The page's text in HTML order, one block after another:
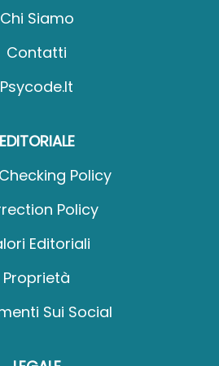
Chi Siamo
Contatti
Psycode.it
EDITORIALE
Policy
Policy
Editoriali
Proprietà
Sui Social